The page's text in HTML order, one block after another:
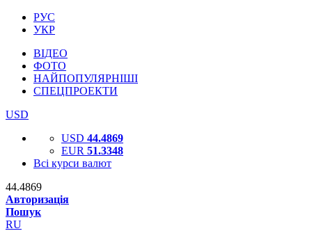
РУС
УКР
ВІДЕО
ФОТО
НАЙПОПУЛЯРНІШІ
СПЕЦПРОЕКТИ
USD
USD 44.4869
EUR 51.3348
Всі курси валют
44.4869
Авторизація
Пошук
RU